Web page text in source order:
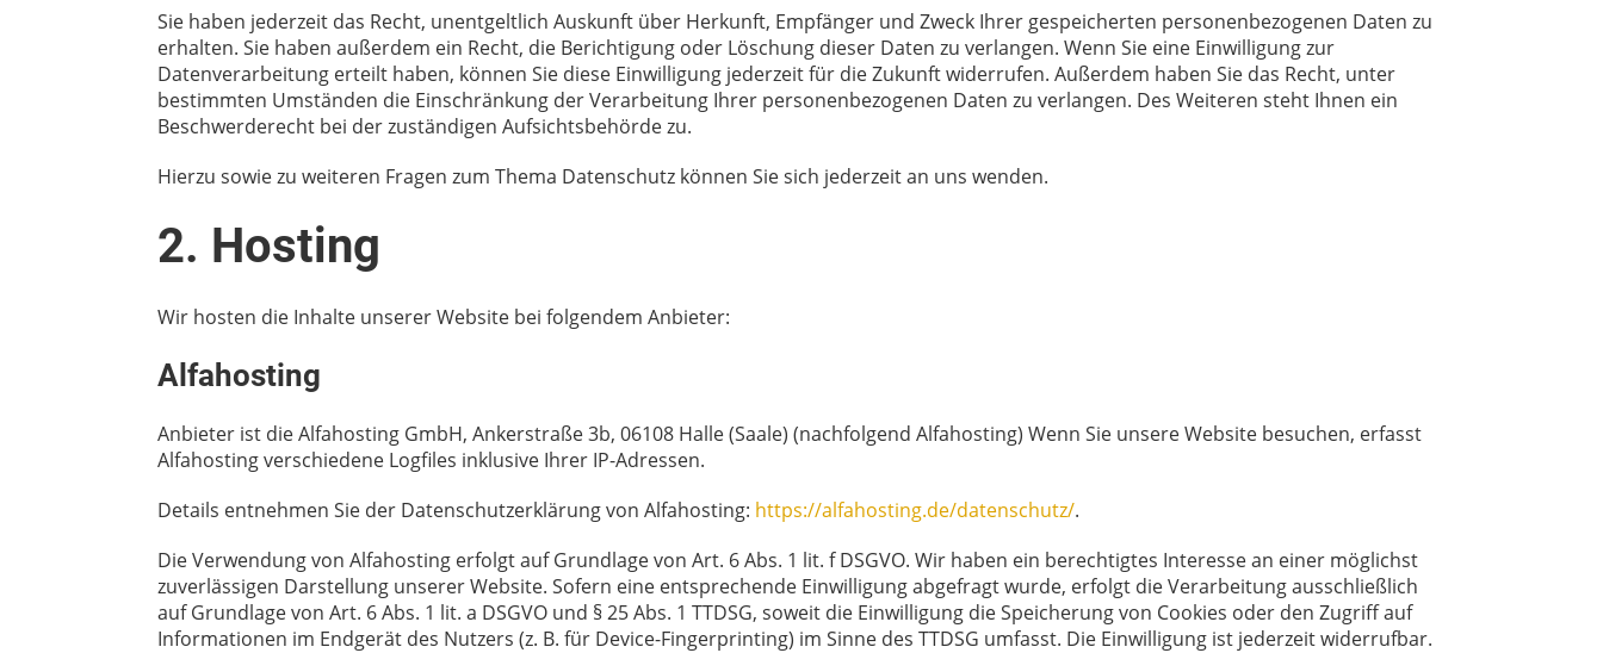
Sie haben jederzeit das Recht, unentgeltlich Auskunft über Herkunft, Empfänger und Zweck Ihrer gespeicherten personenbezogenen Daten zu
erhalten. Sie haben außerdem ein Recht, die Berichtigung oder Löschung dieser Daten zu verlangen. Wenn Sie eine Einwilligung zur
Datenverarbeitung erteilt haben, können Sie diese Einwilligung jederzeit für die Zukunft widerrufen. Außerdem haben Sie das Recht, unter
bestimmten Umständen die Einschränkung der Verarbeitung Ihrer personenbezogenen Daten zu verlangen. Des Weiteren steht Ihnen ein
Beschwerderecht bei der zuständigen Aufsichtsbehörde zu.
Hierzu sowie zu weiteren Fragen zum Thema Datenschutz können Sie sich jederzeit an uns wenden.
2. Hosting
Wir hosten die Inhalte unserer Website bei folgendem Anbieter:
Alfahosting
Anbieter ist die Alfahosting GmbH, Ankerstraße 3b, 06108 Halle (Saale) (nachfolgend Alfahosting) Wenn Sie unsere Website besuchen, erfasst
Alfahosting verschiedene Logfiles inklusive Ihrer IP-Adressen.
Details entnehmen Sie der Datenschutzerklärung von Alfahosting: https://alfahosting.de/datenschutz/.
Die Verwendung von Alfahosting erfolgt auf Grundlage von Art. 6 Abs. 1 lit. f DSGVO. Wir haben ein berechtigtes Interesse an einer möglichst
zuverlässigen Darstellung unserer Website. Sofern eine entsprechende Einwilligung abgefragt wurde, erfolgt die Verarbeitung ausschließlich
auf Grundlage von Art. 6 Abs. 1 lit. a DSGVO und § 25 Abs. 1 TTDSG, soweit die Einwilligung die Speicherung von Cookies oder den Zugriff auf
Informationen im Endgerät des Nutzers (z. B. für Device-Fingerprinting) im Sinne des TTDSG umfasst. Die Einwilligung ist jederzeit widerrufbar.